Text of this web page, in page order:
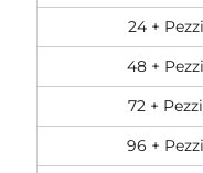
24 + Pezzi
48 + Pezzi
72 + Pezzi
96 + Pezzi